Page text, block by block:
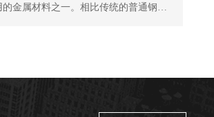
金属材料之一。相比传统的普通钢格